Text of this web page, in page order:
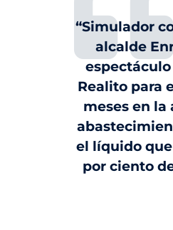
“Simulador
alcalde
Realito para
meses en
el líquido
por ciento